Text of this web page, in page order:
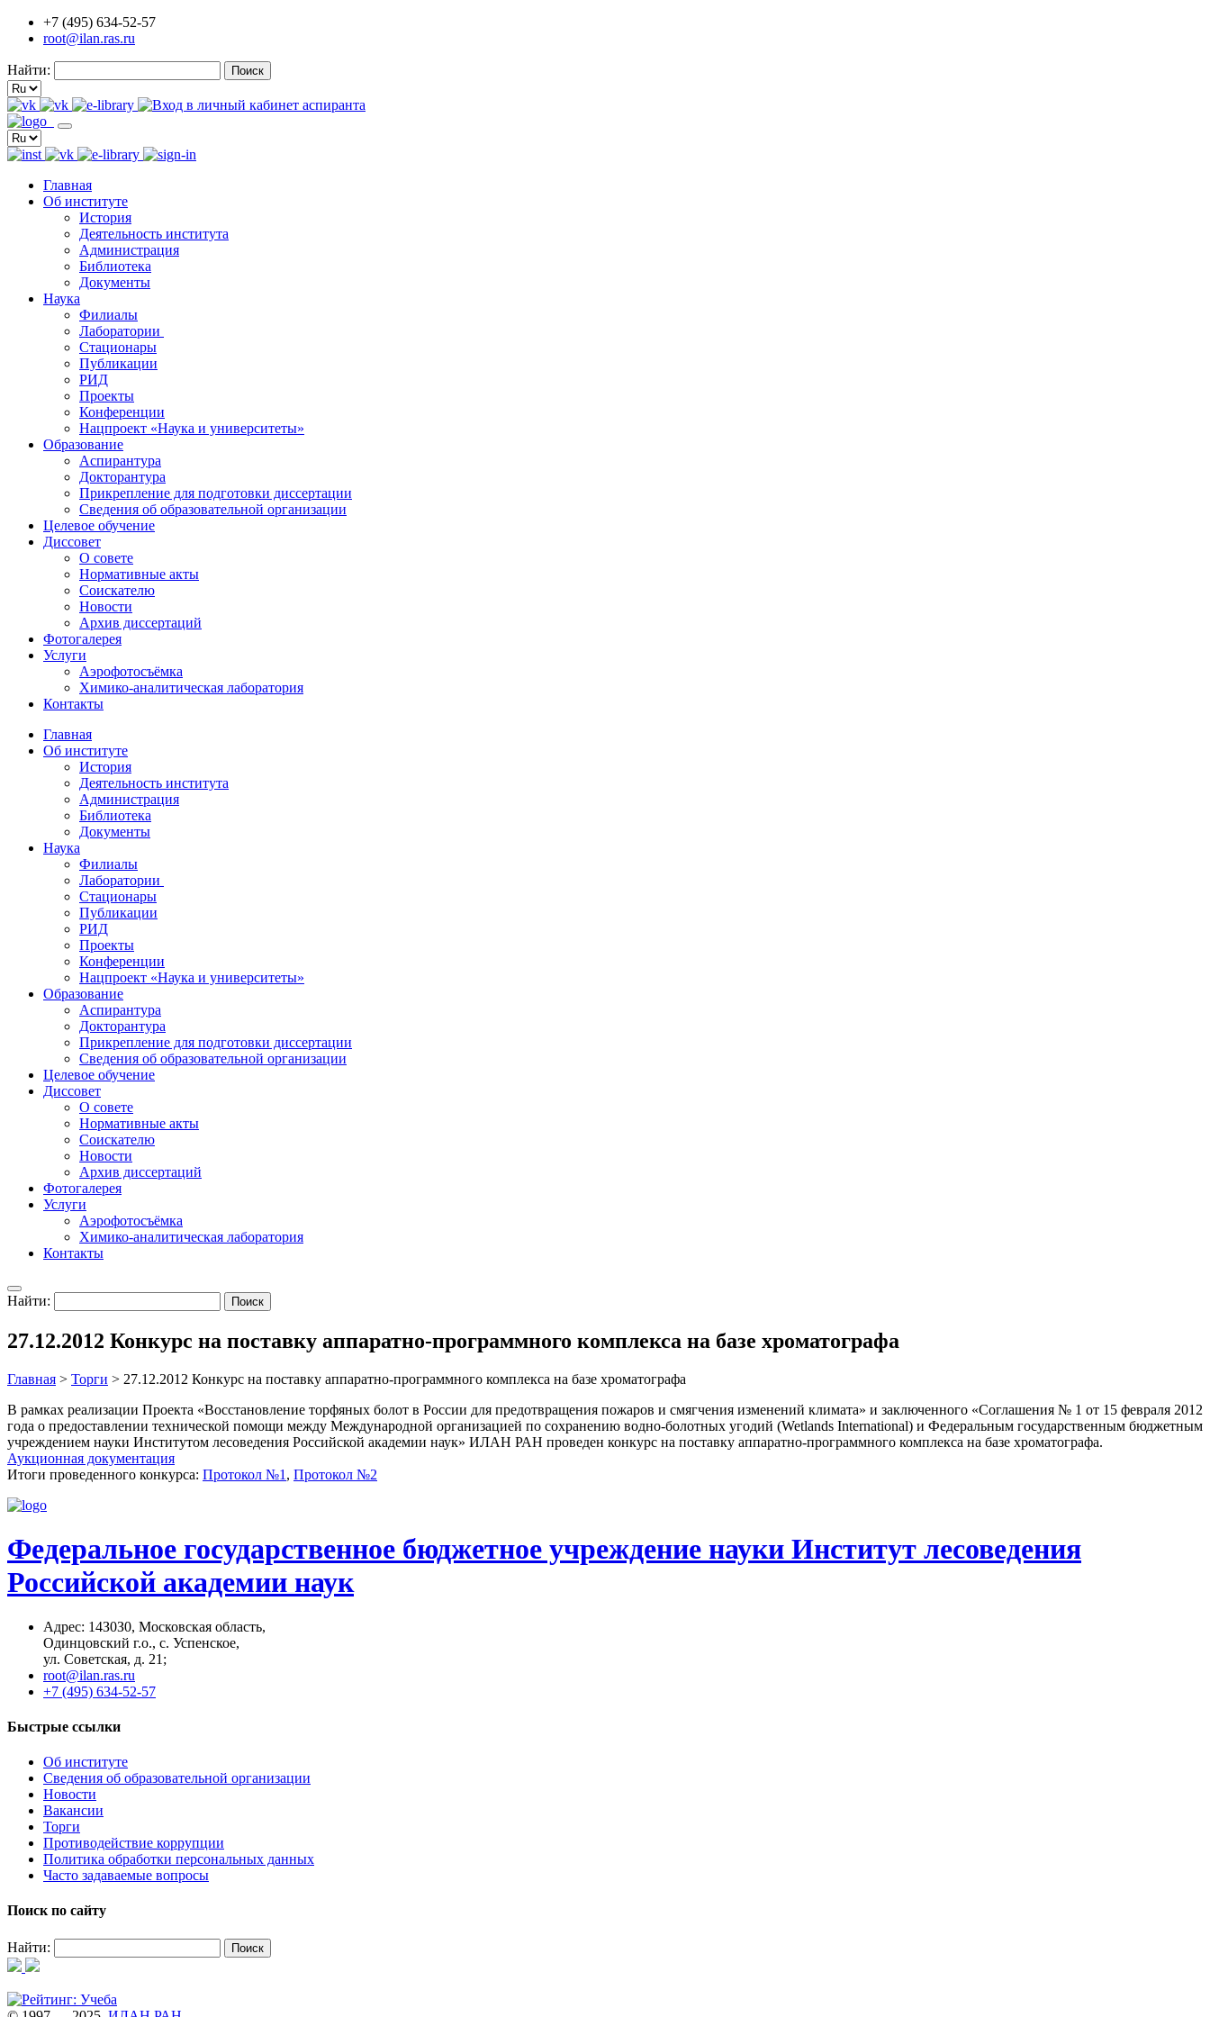
+7 (495) 634-52-57
root@ilan.ras.ru
Найти:
Главная
Об институте
История
Деятельность института
Администрация
Библиотека
Документы
Наука
Филиалы
Лаборатории
Стационары
Публикации
РИД
Проекты
Конференции
Нацпроект «Наука и университеты»
Образование
Аспирантура
Докторантура
Прикрепление для подготовки диссертации
Сведения об образовательной организации
Целевое обучение
Диссовет
О совете
Нормативные акты
Соискателю
Новости
Архив диссертаций
Фотогалерея
Услуги
Аэрофотосъёмка
Химико-аналитическая лаборатория
Контакты
Главная
Об институте
История
Деятельность института
Администрация
Библиотека
Документы
Наука
Филиалы
Лаборатории
Стационары
Публикации
РИД
Проекты
Конференции
Нацпроект «Наука и университеты»
Образование
Аспирантура
Докторантура
Прикрепление для подготовки диссертации
Сведения об образовательной организации
Целевое обучение
Диссовет
О совете
Нормативные акты
Соискателю
Новости
Архив диссертаций
Фотогалерея
Услуги
Аэрофотосъёмка
Химико-аналитическая лаборатория
Контакты
Найти:
27.12.2012 Конкурс на поставку аппаратно-программного комплекса на базе хроматографа
Главная > Торги > 27.12.2012 Конкурс на поставку аппаратно-программного комплекса на базе хроматографа
В рамках реализации Проекта «Восстановление торфяных болот в России для предотвращения пожаров и смягчения изменений климата» и заключенного «Соглашения № 1 от 15 февраля 2012
года о предоставлении технической помощи между Международной организацией по сохранению водно-болотных угодий (Wetlands International) и Федеральным государственным бюджетным
учреждением науки Институтом лесоведения Российской академии наук» ИЛАН РАН проведен конкурс на поставку аппаратно-программного комплекса на базе хроматографа.
Аукционная документация
Итоги проведенного конкурса: Протокол №1 , Протокол №2
Федеральное государственное бюджетное учреждение науки Институт лесоведения
Российской академии наук
Адрес: 14З0З0, Московская область,
Одинцовский г.о., с. Успенское,
ул. Советская, д. 21;
root@ilan.ras.ru
+7 (495) 634-52-57
Быстрые ссылки
Об институте
Сведения об образовательной организации
Новости
Вакансии
Торги
Противодействие коррупции
Политика обработки персональных данных
Часто задаваемые вопросы
Поиск по сайту
Найти: